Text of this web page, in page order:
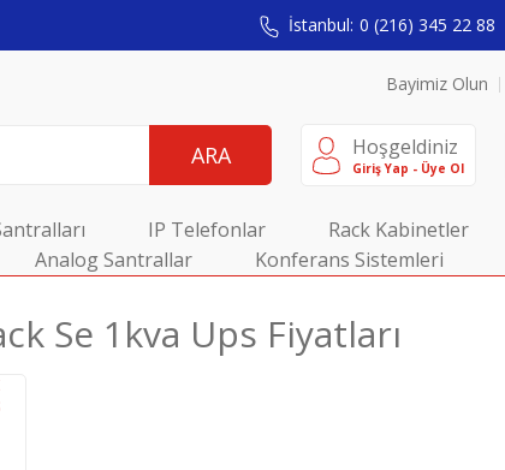
İstanbul: 0 (216) 345 22 88
Bayimiz Olun
ARA Hoşgeldiniz
Giriş Yap - Üye Ol
IP Telefonlar Rack Kabinetler
Analog Santrallar Konferans Sistemleri
Se 1kva Ups Fiyatları